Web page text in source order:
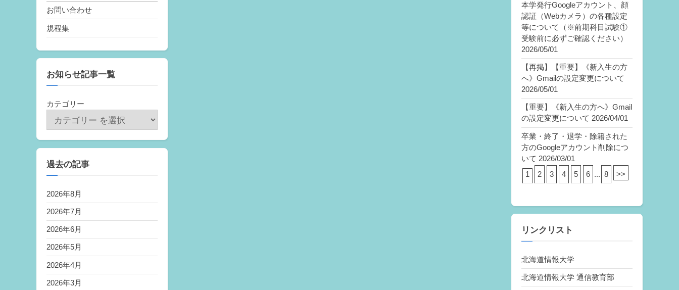
お問い合わせ
規程集
お知らせ記事一覧
カテゴリー
過去の記事
2026年8月
2026年7月
2026年6月
2026年5月
2026年4月
2026年3月
本学発行Googleアカウント、顔
認証（Webカメラ）の各種設定
等について（※前期科目試験①
受験前に必ずご確認ください）
2026/05/01
【再掲】【重要】《新入生の方
へ》Gmailの設定変更について
2026/05/01
【重要】《新入生の方へ》Gmail
の設定変更について 2026/04/01
卒業・終了・退学・除籍された
方のGoogleアカウント削除につ
いて 2026/03/01
1
2 3 4 5 6 ... 8 >>
リンクリスト
北海道情報大学
北海道情報大学 通信教育部